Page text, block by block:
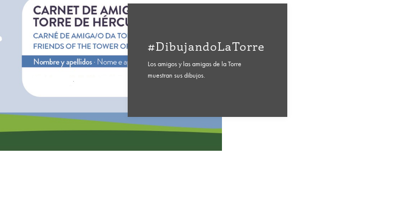
#DibujandoLaTorre
Los amigos y las amigas de la Torre
muestran sus dibujos.